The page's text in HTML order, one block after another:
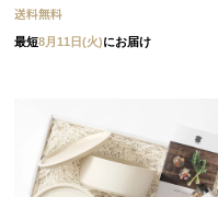
送料無料
最短8月11日(火)にお届け